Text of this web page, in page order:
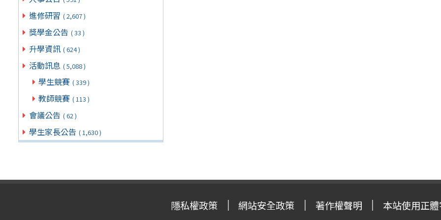
進修研習 ( 2,607 )
獎學金公告 ( 33 )
升學資訊 ( 624 )
活動訊息 ( 5,088 )
學生競賽 ( 339 )
教師競賽 ( 113 )
會議公告 ( 62 )
學生家長公告 ( 1,630 )
隱私權政策 網站安全政策 著作權聲明 本站使用正